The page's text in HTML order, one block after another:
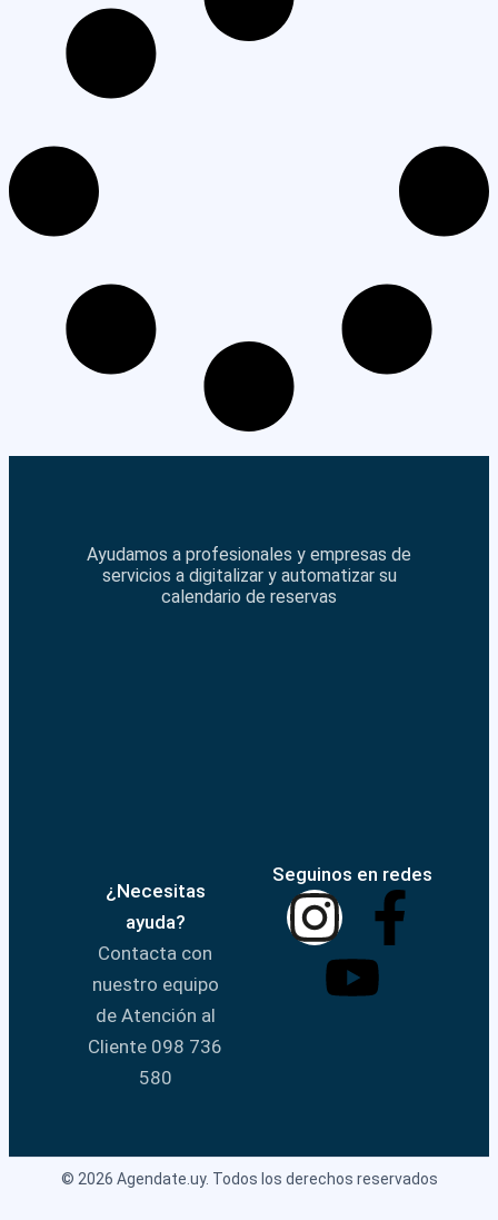
Ayudamos a profesionales y empresas de
servicios a digitalizar y automatizar su
calendario de reservas
¿Necesitas
ayuda?
Contacta con
nuestro equipo
de Atención al
Cliente 098 736
580
Seguinos en redes
© 2026 Agendate.uy. Todos los derechos reservados